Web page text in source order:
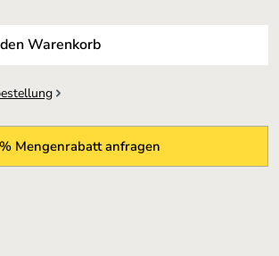
% Mengenrabatt anfragen
Warenkorb